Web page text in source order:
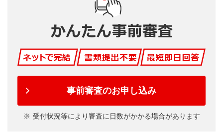
事前審査のお申し込み
受付状況等により審査に日数がかかる場合があります